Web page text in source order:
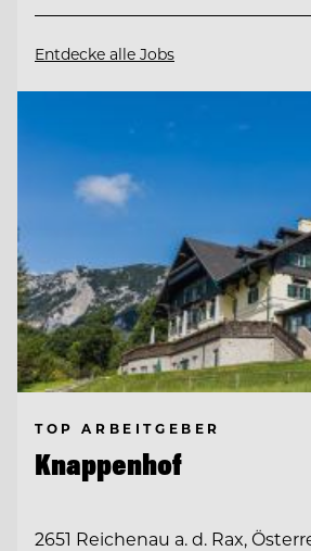
Entdecke alle Jobs
TOP ARBEITGEBER
Knappenhof
2651 Reichenau a. d. Rax,